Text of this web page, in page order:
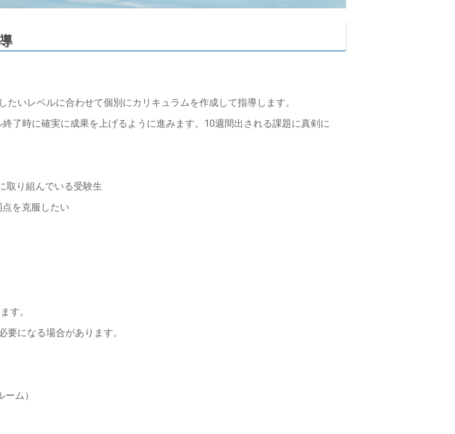
いレベルに合わせて個別にカリキュラムを作成して指導します。
了時に確実に成果を上げるように進みます。10週間出される課題に真剣に
取り組んでいる受験生
を克服したい
す。
になる場合があります。
ム）